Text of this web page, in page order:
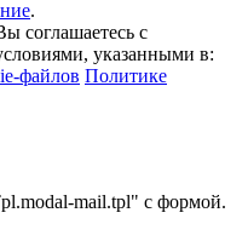
.
соглашаетесь с
указанными в:
файлов Политике
mail.tpl" с формой.